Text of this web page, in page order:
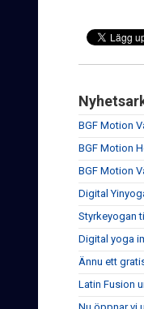
BGF Motion
BGF Motion
BGF Motion
Digital
Styrkeyogan
Digital yoga
Ännu ett
Latin Fusion